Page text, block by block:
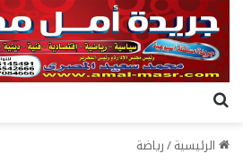
الرئيسية/رياضة